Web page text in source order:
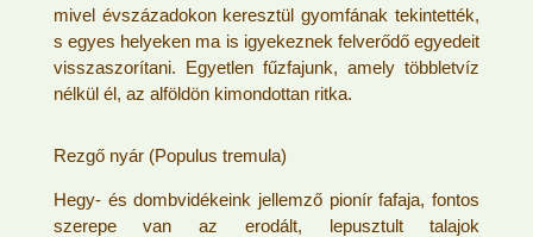
mivel évszázadokon keresztül gyomfának tekintették,
s egyes helyeken ma is igyekeznek felverődő egyedeit
visszaszorítani. Egyetlen fűzfajunk, amely többletvíz
nélkül él, az alföldön kimondottan ritka.
Rezgő nyár (Populus tremula)
Hegy- és dombvidékeink jellemző pionír fafaja, fontos
szerepe van az erodált, lepusztult talajok